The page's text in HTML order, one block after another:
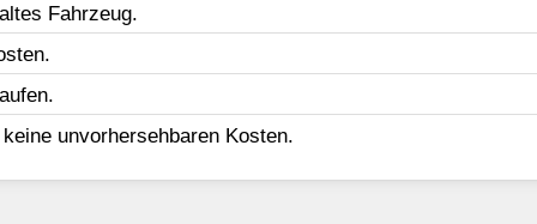
Fahrzeug.
unvorhersehbaren Kosten.